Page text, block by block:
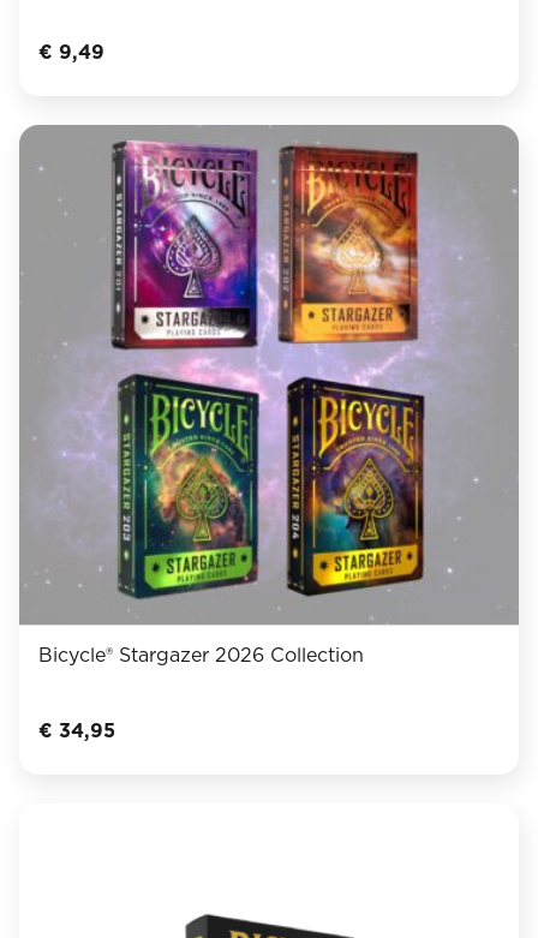
€ 9,49
Bicycle® Stargazer 2026 Collection
€ 34,95